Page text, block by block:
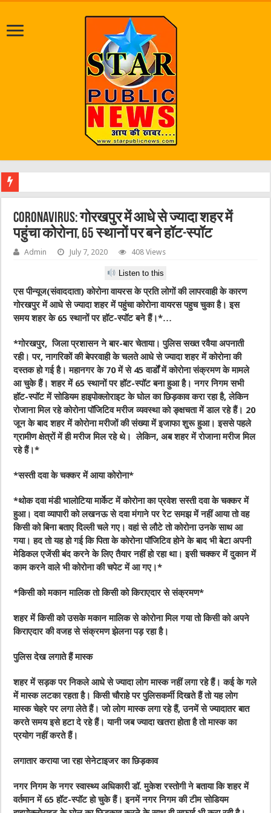
Coronavirus: गोरखपुर में आधे से ज्यादा शहर में
पहुंचा कोरोना, 65 स्थानों पर बने हॉट-स्पॉट
Admin July 7, 2020 408 Views
Listen to this
एस पीन्यूज(संवाददाता) कोरोना वायरस के प्रति लोगों की लापरवाही के कारण
गोरखपुर में आधे से ज्यादा शहर में पहुंचा कोरोना वायरस पहुच चुका है। इस
समय शहर के 65 स्थानों पर हॉट-स्पॉट बने हैं।*…
*गोरखपुर, जिला प्रशासन ने बार-बार चेताया। पुलिस सख्त रवैया अपनाती
रही। पर, नागरिकों की बेपरवाही के चलते आधे से ज्यादा शहर में कोरोना की
दस्तक हो गई है। महानगर के 70 में से 45 वार्डों में कोरोना संक्रमण के मामले
आ चुके हैं। शहर में 65 स्थानों पर हॉट-स्पॉट बना हुआ है। नगर निगम सभी
हॉट-स्पॉट में सोडियम हाइपोक्लोराइट के घोल का छिड़काव करा रहा है, लेकिन
रोजाना मिल रहे कोरोना पॉजिटिव मरीज व्यवस्था को ङ्क्षचता में डाल रहे हैं। 20
जून के बाद शहर में कोरोना मरीजों की संख्या में इजाफा शुरू हुआ। इससे पहले
ग्रामीण क्षेत्रों में ही मरीज मिल रहे थे। लेकिन, अब शहर में रोजाना मरीज मिल
रहे हैं।*
*सस्ती दवा के चक्कर में आया कोरोना*
*थोक दवा मंडी भालोटिया मार्केट में कोरोना का प्रवेश सस्ती दवा के चक्कर में
हुआ। दवा व्यापारी को लखनऊ से दवा मंगाने पर रेट समझ में नहीं आया तो वह
किसी को बिना बताए दिल्ली चले गए। वहां से लौटे तो कोरोना उनके साथ आ
गया। हद तो यह हो गई कि पिता के कोरोना पॉजिटिव होने के बाद भी बेटा अपनी
मेडिकल एजेंसी बंद करने के लिए तैयार नहीं हो रहा था। इसी चक्कर में दुकान में
काम करने वाले भी कोरोना की चपेट में आ गए।*
*किसी को मकान मालिक तो किसी को किराएदार से संक्रमण*
शहर में किसी को उसके मकान मालिक से कोरोना मिल गया तो किसी को अपने
किराएदार की वजह से संक्रमण झेलना पड़ रहा है।
पुलिस देख लगाते हैं मास्क
शहर में सड़क पर निकले आधे से ज्यादा लोग मास्क नहीं लगा रहे हैं। कई के गले
में मास्क लटका रहता है। किसी चौराहे पर पुलिसकर्मी दिखते हैं तो यह लोग
मास्क चेहरे पर लगा लेते हैं। जो लोग मास्क लगा रहे हैं, उनमें से ज्यादातर बात
करते समय इसे हटा दे रहे हैं। यानी जब ज्यादा खतरा होता है तो मास्क का
प्रयोग नहीं करते हैं।
लगातार कराया जा रहा सेनेटाइजर का छिड़काव
नगर निगम के नगर स्वास्थ्य अधिकारी डॉ. मुकेश रस्तोगी ने बताया कि शहर में
वर्तमान में 65 हॉट-स्पॉट हो चुके हैं। इनमें नगर निगम की टीम सोडियम